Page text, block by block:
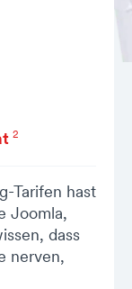
2
Tarifen hast
Joomla,
dass
nerven,